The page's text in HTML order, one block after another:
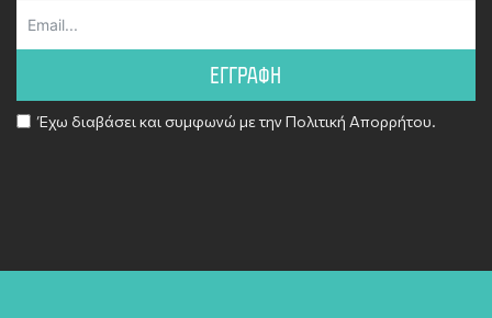
ΕΓΓΡΑΦΗ
Έχω διαβάσει και συμφωνώ με τηνΠολιτική Απορρήτου.